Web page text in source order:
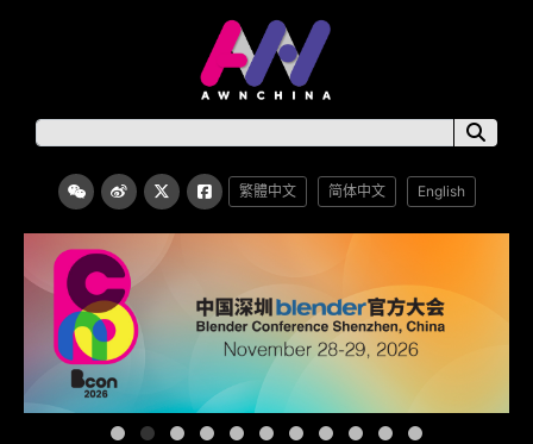
繁體中文 简体中文 English